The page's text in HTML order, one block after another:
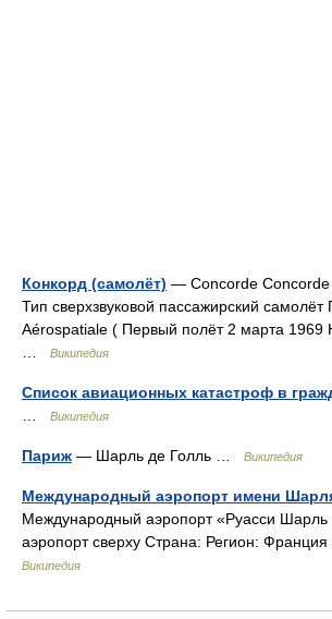
Конкорд (самолёт) — Concorde Concorde
Тип сверхзвуковой пассажирский самолёт
Aérospatiale ( Первый полёт 2 марта 1969
…
Википедия
Список авиационных катастроф в
…
Википедия
Париж — Шарль де Голль … Википедия
Международный аэропорт имени
Международный аэропорт «Руасси Шарль
аэропорт сверху Страна: Регион:
Википедия